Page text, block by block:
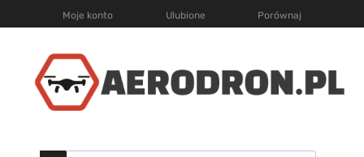
Moje konto Ulubione Porównaj